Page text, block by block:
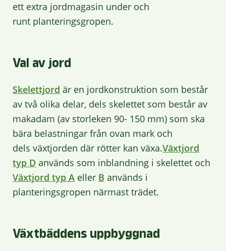
ett extra jordmagasin under och
runt planteringsgropen.
Val av jord
Skelettjord är en jordkonstruktion som består
av två olika delar, dels skelettet som består av
makadam (av storleken 90- 150 mm) som ska
bära belastningar från ovan mark och
dels växtjorden där rötter kan växa.Växtjord
typ D används som inblandning i skelettet och
Växtjord typ A eller B används i
planteringsgropen närmast trädet.
Växtbäddens uppbyggnad